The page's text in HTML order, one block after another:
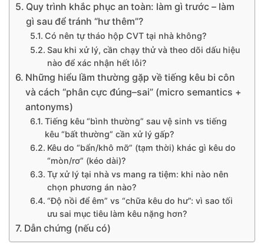
Quy trình khắc phục an toàn: làm gì trước – làm
gì sau để tránh “hư thêm”?
Có nên tự tháo hộp CVT tại nhà không?
Sau khi xử lý, cần chạy thử và theo dõi dấu hiệu
nào để xác nhận hết lỗi?
Những hiểu lầm thường gặp về tiếng kêu bi côn
và cách “phân cực đúng–sai” (micro semantics +
antonyms)
Tiếng kêu “bình thường” sau vệ sinh vs tiếng
kêu “bất thường” cần xử lý gấp?
Kêu do “bẩn/khô mỡ” (tạm thời) khác gì kêu do
“mòn/rơ” (kéo dài)?
Tự xử lý tại nhà vs mang ra tiệm: khi nào nên
chọn phương án nào?
“Độ nồi để êm” vs “chữa kêu do hư”: vì sao tối
ưu sai mục tiêu làm kêu nặng hơn?
Dẫn chứng (nếu có)